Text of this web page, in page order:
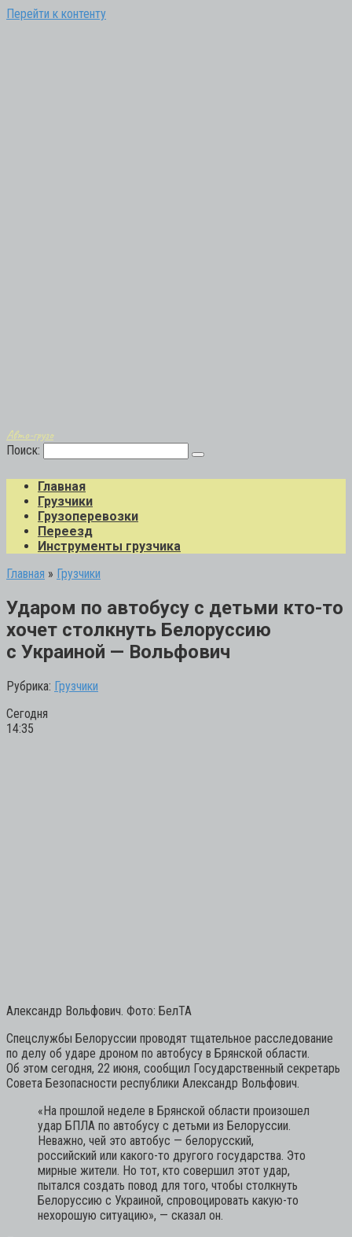
Перейти к контенту
Авто-грузо
Поиск:
Главная
Грузчики
Грузоперевозки
Переезд
Инструменты грузчика
Главная » Грузчики
Ударом по автобусу с детьми кто-то
хочет столкнуть Белоруссию
с Украиной — Вольфович
Рубрика: Грузчики
Сегодня
14:35
Александр Вольфович. Фото: БелТА
Спецслужбы Белоруссии проводят тщательное расследование
по делу об ударе дроном по автобусу в Брянской области.
Об этом сегодня, 22 июня, сообщил Государственный секретарь
Совета Безопасности республики Александр Вольфович.
«На прошлой неделе в Брянской области произошел
удар БПЛА по автобусу с детьми из Белоруссии.
Неважно, чей это автобус — белорусский,
российский или какого-то другого государства. Это
мирные жители. Но тот, кто совершил этот удар,
пытался создать повод для того, чтобы столкнуть
Белоруссию с Украиной, спровоцировать какую-то
нехорошую ситуацию», — сказал он.